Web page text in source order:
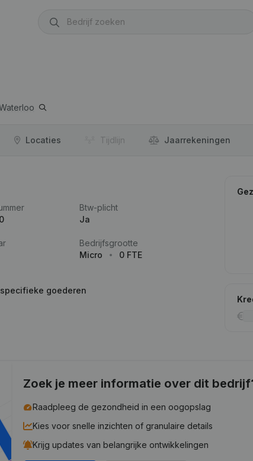
Locaties Tijdlijn Jaar­rekeningen
Btw-plicht
Ja
Bedrijfsgrootte
Micro
0 FTE
goederen
Zoek je meer informatie over dit
Raadpleeg de gezondheid in een oogopslag
Kies voor snelle inzichten of granulaire details
Krijg updates van belangrijke ontwikkelingen